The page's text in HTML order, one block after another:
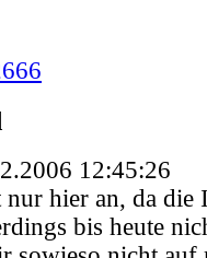
12:45:26
hier an, da die
bis heute